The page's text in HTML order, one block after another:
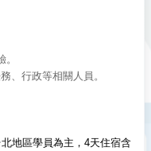
、行政等相關人員。
地區學員為主，4天住宿含